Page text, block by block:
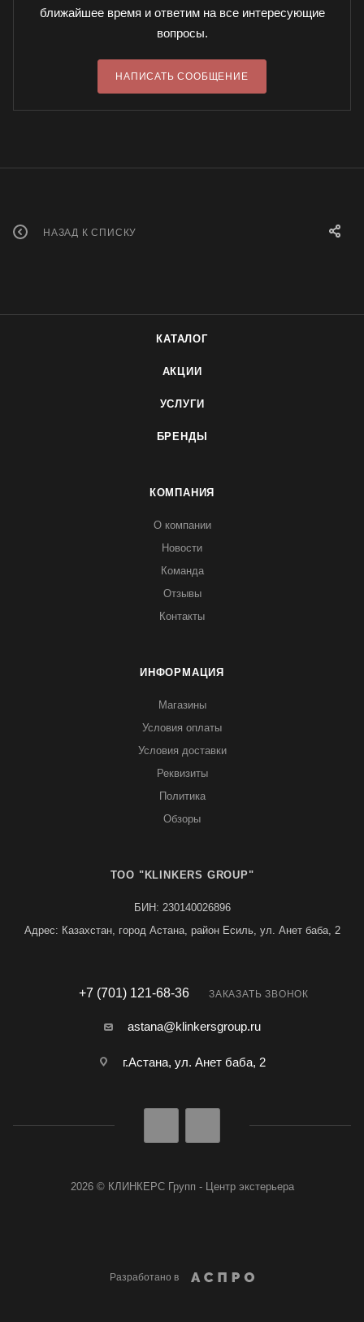
ближайшее время и ответим на все интересующие
вопросы.
НАПИСАТЬ СООБЩЕНИЕ
НАЗАД К СПИСКУ
КАТАЛОГ
АКЦИИ
УСЛУГИ
БРЕНДЫ
КОМПАНИЯ
О компании
Новости
Команда
Отзывы
Контакты
ИНФОРМАЦИЯ
Магазины
Условия оплаты
Условия доставки
Реквизиты
Политика
Обзоры
TOO "KLINKERS GROUP"
БИН: 230140026896
Адрес: Казахстан, город Астана, район Есиль, ул. Анет баба, 2
+7 (701) 121-68-36 ЗАКАЗАТЬ ЗВОНОК
astana@klinkersgroup.ru
г.Астана, ул. Анет баба, 2
2026 © КЛИНКЕРС Групп - Центр экстерьера
Разработано в